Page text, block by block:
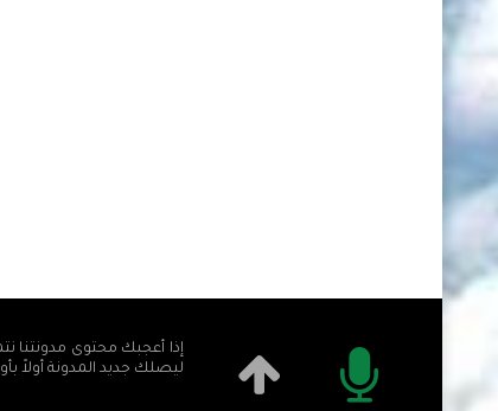
إذا أعجبك محتوى مدونتنا
ليصلك جديد المدونة أولاً